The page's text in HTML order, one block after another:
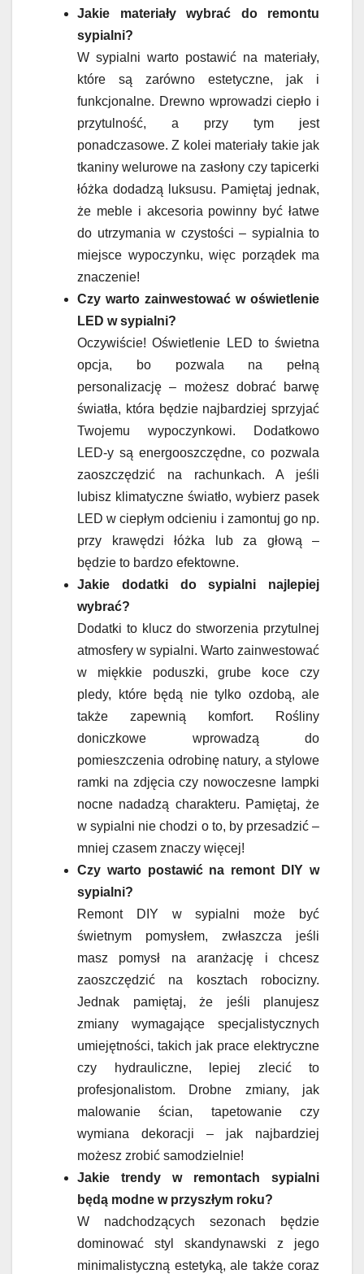
Jakie materiały wybrać do remontu
sypialni?
W sypialni warto postawić na materiały,
które są zarówno estetyczne, jak i
funkcjonalne. Drewno wprowadzi ciepło i
przytulność, a przy tym jest
ponadczasowe. Z kolei materiały takie jak
tkaniny welurowe na zasłony czy tapicerki
łóżka dodadzą luksusu. Pamiętaj jednak,
że meble i akcesoria powinny być łatwe
do utrzymania w czystości – sypialnia to
miejsce wypoczynku, więc porządek ma
znaczenie!
Czy warto zainwestować w oświetlenie
LED w sypialni?
Oczywiście! Oświetlenie LED to świetna
opcja, bo pozwala na pełną
personalizację – możesz dobrać barwę
światła, która będzie najbardziej sprzyjać
Twojemu wypoczynkowi. Dodatkowo
LED-y są energooszczędne, co pozwala
zaoszczędzić na rachunkach. A jeśli
lubisz klimatyczne światło, wybierz pasek
LED w ciepłym odcieniu i zamontuj go np.
przy krawędzi łóżka lub za głową –
będzie to bardzo efektowne.
Jakie dodatki do sypialni najlepiej
wybrać?
Dodatki to klucz do stworzenia przytulnej
atmosfery w sypialni. Warto zainwestować
w miękkie poduszki, grube koce czy
pledy, które będą nie tylko ozdobą, ale
także zapewnią komfort. Rośliny
doniczkowe wprowadzą do
pomieszczenia odrobinę natury, a stylowe
ramki na zdjęcia czy nowoczesne lampki
nocne nadadzą charakteru. Pamiętaj, że
w sypialni nie chodzi o to, by przesadzić –
mniej czasem znaczy więcej!
Czy warto postawić na remont DIY w
sypialni?
Remont DIY w sypialni może być
świetnym pomysłem, zwłaszcza jeśli
masz pomysł na aranżację i chcesz
zaoszczędzić na kosztach robocizny.
Jednak pamiętaj, że jeśli planujesz
zmiany wymagające specjalistycznych
umiejętności, takich jak prace elektryczne
czy hydrauliczne, lepiej zlecić to
profesjonalistom. Drobne zmiany, jak
malowanie ścian, tapetowanie czy
wymiana dekoracji – jak najbardziej
możesz zrobić samodzielnie!
Jakie trendy w remontach sypialni
będą modne w przyszłym roku?
W nadchodzących sezonach będzie
dominować styl skandynawski z jego
minimalistyczną estetyką, ale także coraz